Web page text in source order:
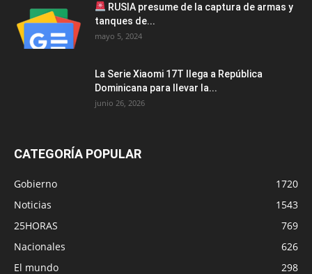
RUSIA presume de la captura de armas y
tanques de...
mayo 5, 2024
La Serie Xiaomi 17T llega a República
Dominicana para llevar la...
junio 26, 2026
CATEGORÍA POPULAR
Gobierno
1720
Noticias
1543
25HORAS
769
Nacionales
626
El mundo
298